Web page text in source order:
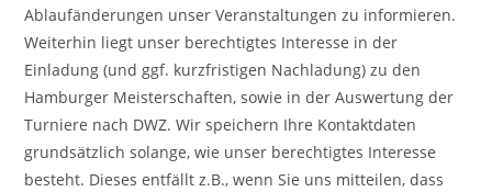
Ablaufänderungen unser Veranstaltungen zu informieren.
Weiterhin liegt unser berechtigtes Interesse in der
Einladung (und ggf. kurzfristigen Nachladung) zu den
Hamburger Meisterschaften, sowie in der Auswertung der
Turniere nach DWZ. Wir speichern Ihre Kontaktdaten
grundsätzlich solange, wie unser berechtigtes Interesse
besteht. Dieses entfällt z.B., wenn Sie uns mitteilen, dass